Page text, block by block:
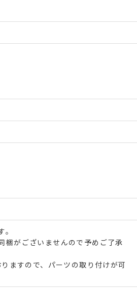
がございませんので予めご了承
ますので、パーツの取り付けが可